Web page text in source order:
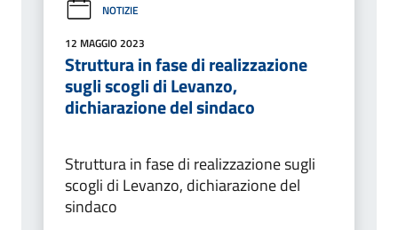
NOTIZIE
12 MAGGIO 2023
Struttura in fase di realizzazione
sugli scogli di Levanzo,
dichiarazione del sindaco
Struttura in fase di realizzazione sugli
scogli di Levanzo, dichiarazione del
sindaco